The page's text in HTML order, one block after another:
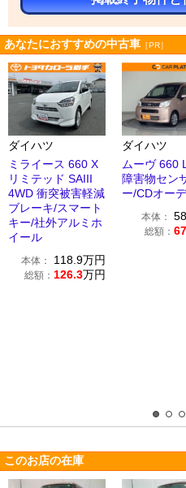
あなたにおすすめの中古車 ［PR］
ダイハツ
ミライース 660 X
リミテッド SAIII
4WD 衝突被害軽減
ブレーキ/スマート
キー/社外アルミホ
イール
本体： 118.9万円
総額： 126.3万円
ダイハツ
ムーヴ 660
障害物セン
ー/CDオー
本体：
総額：
このお店の在庫